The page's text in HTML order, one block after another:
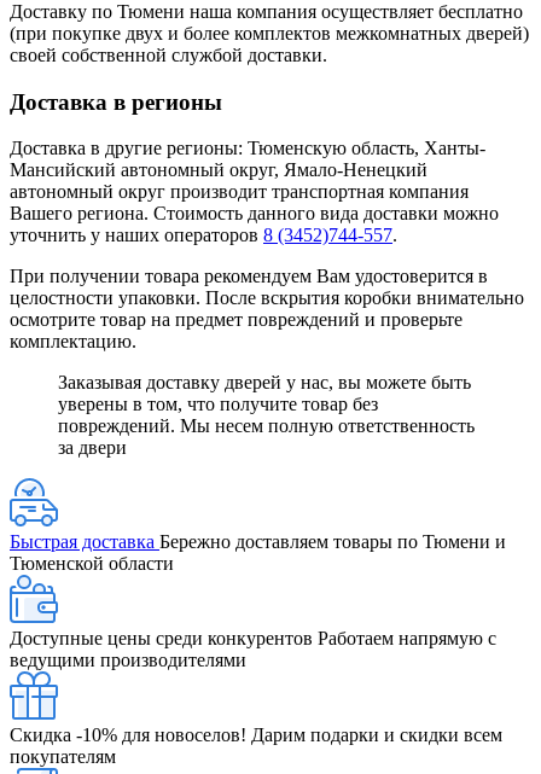
Доставку по Тюмени наша компания осуществляет бесплатно
(при покупке двух и более комплектов межкомнатных дверей)
своей собственной службой доставки.
Доставка в регионы
Доставка в другие регионы: Тюменскую область, Ханты-
Мансийский автономный округ, Ямало-Ненецкий
автономный округ производит транспортная компания
Вашего региона. Стоимость данного вида доставки можно
уточнить у наших операторов 8 (3452)744-557.
При получении товара рекомендуем Вам удостоверится в
целостности упаковки. После вскрытия коробки внимательно
осмотрите товар на предмет повреждений и проверьте
комплектацию.
Заказывая доставку дверей у нас, вы можете быть
уверены в том, что получите товар без
повреждений. Мы несем полную ответственность
за двери
Быстрая доставка Бережно доставляем товары по Тюмени и
Тюменской области
Доступные цены среди конкурентов Работаем напрямую с
ведущими производителями
Скидка -10% для новоселов! Дарим подарки и скидки всем
покупателям